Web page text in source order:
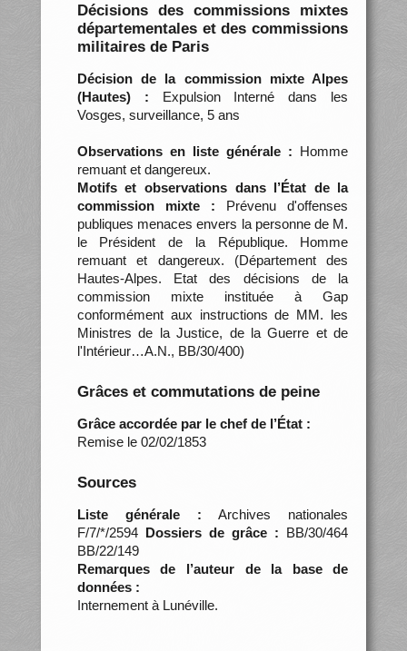
Décisions des commissions mixtes
départementales et des commissions
militaires de Paris
Décision de la commission mixte Alpes
(Hautes) : Expulsion Interné dans les
Vosges, surveillance, 5 ans
Observations en liste générale : Homme
remuant et dangereux.
Motifs et observations dans l’État de la
commission mixte : Prévenu d'offenses
publiques menaces envers la personne de M.
le Président de la République. Homme
remuant et dangereux. (Département des
Hautes-Alpes. Etat des décisions de la
commission mixte instituée à Gap
conformément aux instructions de MM. les
Ministres de la Justice, de la Guerre et de
l'Intérieur…A.N., BB/30/400)
Grâces et commutations de peine
Grâce accordée par le chef de l’État :
Remise le 02/02/1853
Sources
Liste générale : Archives nationales
F/7/*/2594 Dossiers de grâce : BB/30/464
BB/22/149
Remarques de l’auteur de la base de
données :
Internement à Lunéville.